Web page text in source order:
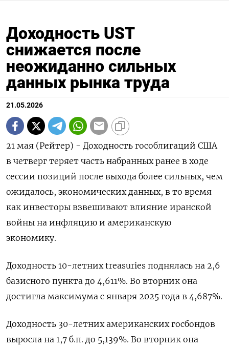
Доходность UST
снижается после
неожиданно сильных
данных рынка труда
21.05.2026
21 мая (Рейтер) - Доходность гособлигаций США
в четверг теряет часть набранных ранее ‌в ходе
сессии позиций после выхода более сильных, чем
ожидалось, ​экономических ​данных, в ​то время
как ⁠инвесторы взвешивают ‌влияние иранской
войны ‌на инфляцию и американскую
экономику.
Доходность 10-летних ​treasuries поднялась на ‌2,6
базисного пункта до 4,611%. ​Во вторник она
достигла максимума ‌с января 2025 года в 4,687%.
Доходность 30-летних американских госбондов
выросла ​на ​1,7 ‌б.п. до 5,139%. Во вторник ​она